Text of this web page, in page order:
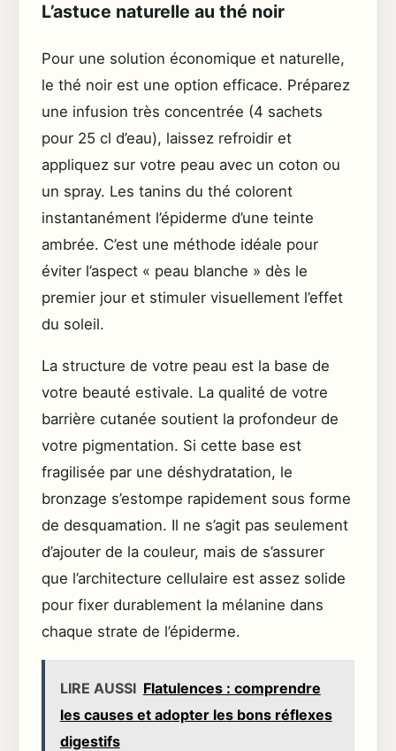
L’astuce naturelle au thé noir
Pour une solution économique et naturelle,
le thé noir est une option efficace. Préparez
une infusion très concentrée (4 sachets
pour 25 cl d’eau), laissez refroidir et
appliquez sur votre peau avec un coton ou
un spray. Les tanins du thé colorent
instantanément l’épiderme d’une teinte
ambrée. C’est une méthode idéale pour
éviter l’aspect « peau blanche » dès le
premier jour et stimuler visuellement l’effet
du soleil.
La structure de votre peau est la base de
votre beauté estivale. La qualité de votre
barrière cutanée soutient la profondeur de
votre pigmentation. Si cette base est
fragilisée par une déshydratation, le
bronzage s’estompe rapidement sous forme
de desquamation. Il ne s’agit pas seulement
d’ajouter de la couleur, mais de s’assurer
que l’architecture cellulaire est assez solide
pour fixer durablement la mélanine dans
chaque strate de l’épiderme.
LIRE AUSSI Flatulences : comprendre
les causes et adopter les bons réflexes
digestifs